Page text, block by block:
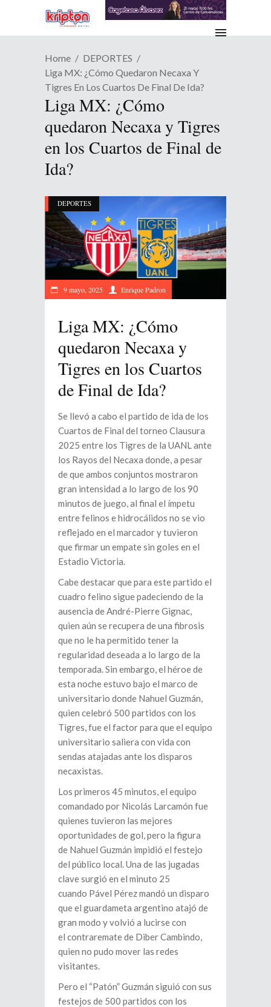
Home
DEPORTES
Liga MX: ¿Cómo Quedaron Necaxa Y
Tigres En Los Cuartos De Final De Ida?
Liga MX: ¿Cómo
quedaron Necaxa y Tigres
en los Cuartos de Final de
Ida?
DEPORTES
9 mayo, 2025 Enrique Padron
Liga MX: ¿Cómo
quedaron Necaxa y
Tigres en los Cuartos
de Final de Ida?
Se llevó a cabo el partido de ida de los
Cuartos de Final del torneo Clausura
2025 entre los Tigres de la UANL ante
los Rayos del Necaxa donde, a pesar
de que ambos conjuntos mostraron
gran intensidad a lo largo de los 90
minutos de juego, al final el ímpetu
entre felinos e hidrocálidos no se vio
reflejado en el marcador y tuvieron
que firmar un empate sin goles en el
Estadio Victoria.
Cabe destacar que para este partido el
cuadro felino sigue padeciendo de la
ausencia de André-Pierre Gignac,
quien aún se recupera de una fibrosis
que no le ha permitido tener la
regularidad deseada a lo largo de la
temporada. Sin embargo, el héroe de
esta noche estuvo bajo el marco de
universitario donde Nahuel Guzmán,
quien celebró 500 partidos con los
Tigres, fue el factor para que el equipo
universitario saliera con vida con
sendas atajadas ante los disparos
necaxistas.
Los primeros 45 minutos, el equipo
comandado por Nicolás Larcamón fue
quienes tuvieron las mejores
oportunidades de gol, pero la figura
de Nahuel Guzmán impidió el festejo
del público local. Una de las jugadas
clave surgió en el minuto 25
cuando Pável Pérez mandó un disparo
que el guardameta argentino atajó de
gran modo y volvió a lucirse con
el contraremate de Diber Cambindo,
quien no pudo mover las redes
visitantes.
Pero el “Patón” Guzmán siguió con sus
festejos de 500 partidos con los